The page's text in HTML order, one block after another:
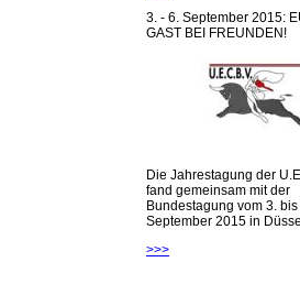
3. - 6. September 2015:
GAST BEI FREUNDEN!
Die Jahrestagung der
fand gemeinsam mit der
Bundestagung vom 3. bis
September 2015 in
>>>